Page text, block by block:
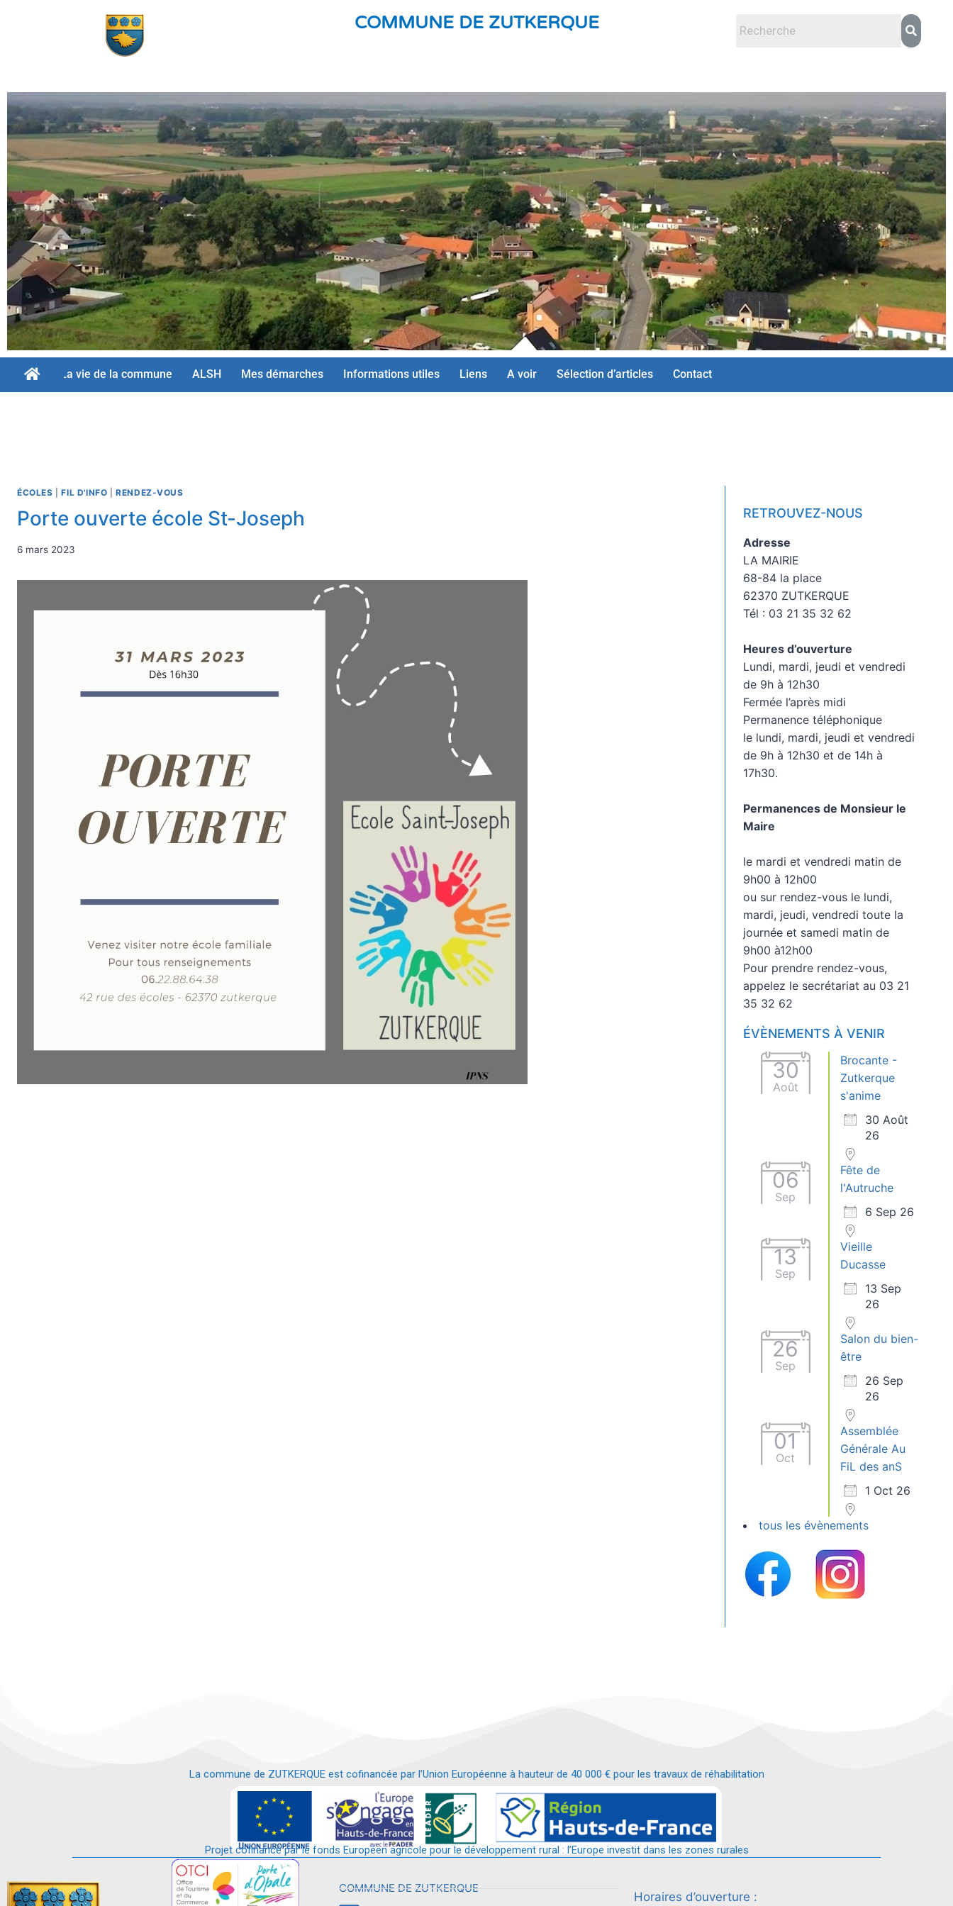
COMMUNE DE ZUTKERQUE
La vie de la commune ALSH Mes démarches Informations utiles Liens A voir Sélection d’articles Contact
ÉCOLES |FIL D'INFO |RENDEZ-VOUS
Porte ouverte école St-Joseph
6 mars 2023
RETROUVEZ-NOUS
Adresse
LA MAIRIE
68-84 la place
62370 ZUTKERQUE
Tél : 03 21 35 32 62
Heures d’ouverture
Lundi, mardi, jeudi et vendredi
de 9h à 12h30
Fermée l’après midi
Permanence téléphonique
le lundi, mardi, jeudi et vendredi
de 9h à 12h30 et de 14h à
17h30.
Permanences de Monsieur le
Maire
le mardi et vendredi matin de
9h00 à 12h00
ou sur rendez-vous le lundi,
mardi, jeudi, vendredi toute la
journée et samedi matin de
9h00 à12h00
Pour prendre rendez-vous,
appelez le secrétariat au 03 21
35 32 62
ÉVÈNEMENTS À VENIR
30
Août
Brocante -
Zutkerque
s'anime
30 Août
26
06
Sep
Fête de
l'Autruche
6 Sep 26
13
Sep
Vieille
Ducasse
13 Sep
26
26
Sep
Salon du bien-
être
26 Sep
26
01
Oct
Assemblée
Générale Au
FiL des anS
1 Oct 26
tous les évènements
La commune de ZUTKERQUE est cofinancée par l’Union Européenne à hauteur de 40 000 € pour les travaux de réhabilitation
et requalification d’un bâtiment en services et commerces de proximité.
Projet cofinancé par le fonds Européen agricole pour le développement rural : l’Europe investit dans les zones rurales
COMMUNE DE ZUTKERQUE
Horaires d’ouverture :